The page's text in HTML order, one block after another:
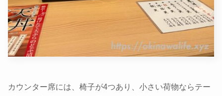
カウンター席には、椅子が4つあり、小さい荷物ならテー